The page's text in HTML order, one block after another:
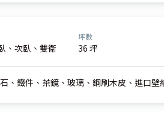
、次臥、雙衛
坪數
36 坪
、鐵件、茶鏡、玻璃、鋼刷木皮、進口